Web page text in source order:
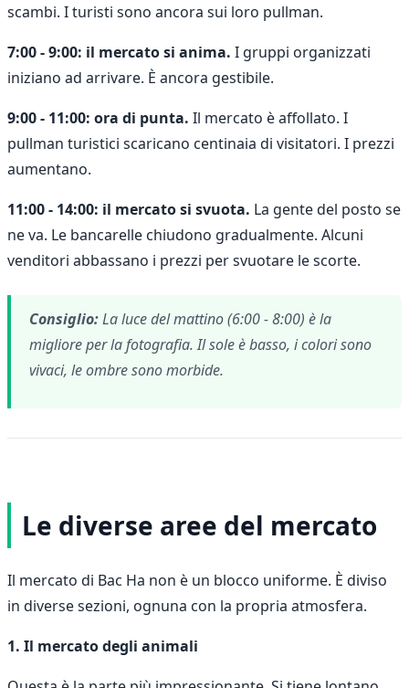
scambi. I turisti sono ancora sui loro pullman.
7:00 - 9:00: il mercato si anima. I gruppi organizzati
iniziano ad arrivare. È ancora gestibile.
9:00 - 11:00: ora di punta. Il mercato è affollato. I
pullman turistici scaricano centinaia di visitatori. I prezzi
aumentano.
11:00 - 14:00: il mercato si svuota. La gente del posto se
ne va. Le bancarelle chiudono gradualmente. Alcuni
venditori abbassano i prezzi per svuotare le scorte.
Consiglio:La luce del mattino (6:00 - 8:00) è la
migliore per la fotografia. Il sole è basso, i colori sono
vivaci, le ombre sono morbide.
Le diverse aree del mercato
Il mercato di Bac Ha non è un blocco uniforme. È diviso
in diverse sezioni, ognuna con la propria atmosfera.
1. Il mercato degli animali